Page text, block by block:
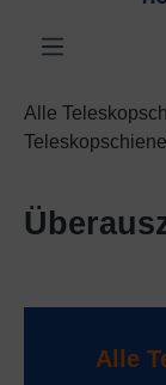
Alle
Alle